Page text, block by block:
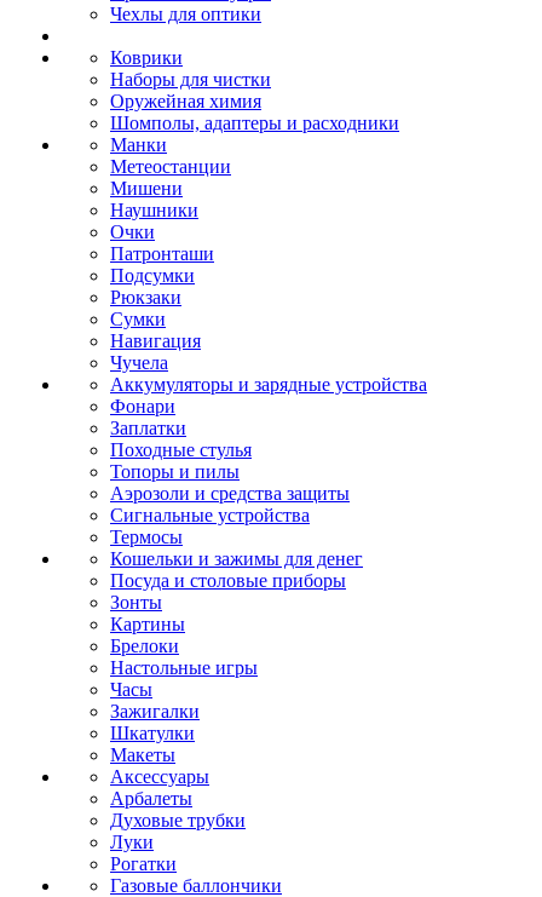
Чехлы для оптики
Коврики
Наборы для чистки
Оружейная химия
Шомполы, адаптеры и расходники
Манки
Метеостанции
Мишени
Наушники
Очки
Патронташи
Подсумки
Рюкзаки
Сумки
Навигация
Чучела
Аккумуляторы и зарядные устройства
Фонари
Заплатки
Походные стулья
Топоры и пилы
Аэрозоли и средства защиты
Сигнальные устройства
Термосы
Кошельки и зажимы для денег
Посуда и столовые приборы
Зонты
Картины
Брелоки
Настольные игры
Часы
Зажигалки
Шкатулки
Макеты
Аксессуары
Арбалеты
Духовые трубки
Луки
Рогатки
Газовые баллончики